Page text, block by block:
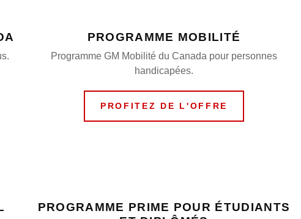
PROGRAMME MOBILITÉ
Programme GM Mobilité du Canada pour personnes
handicapées.
PROFITEZ DE L'OFFRE
PROGRAMME PRIME POUR ÉTUDIANTS